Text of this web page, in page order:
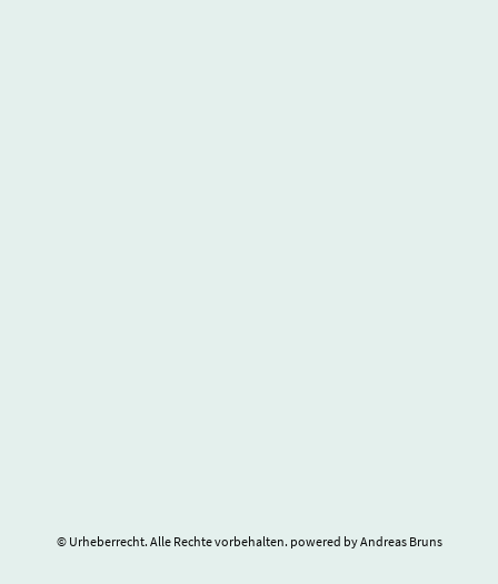
© Urheberrecht. Alle Rechte vorbehalten. powered by Andreas Bruns